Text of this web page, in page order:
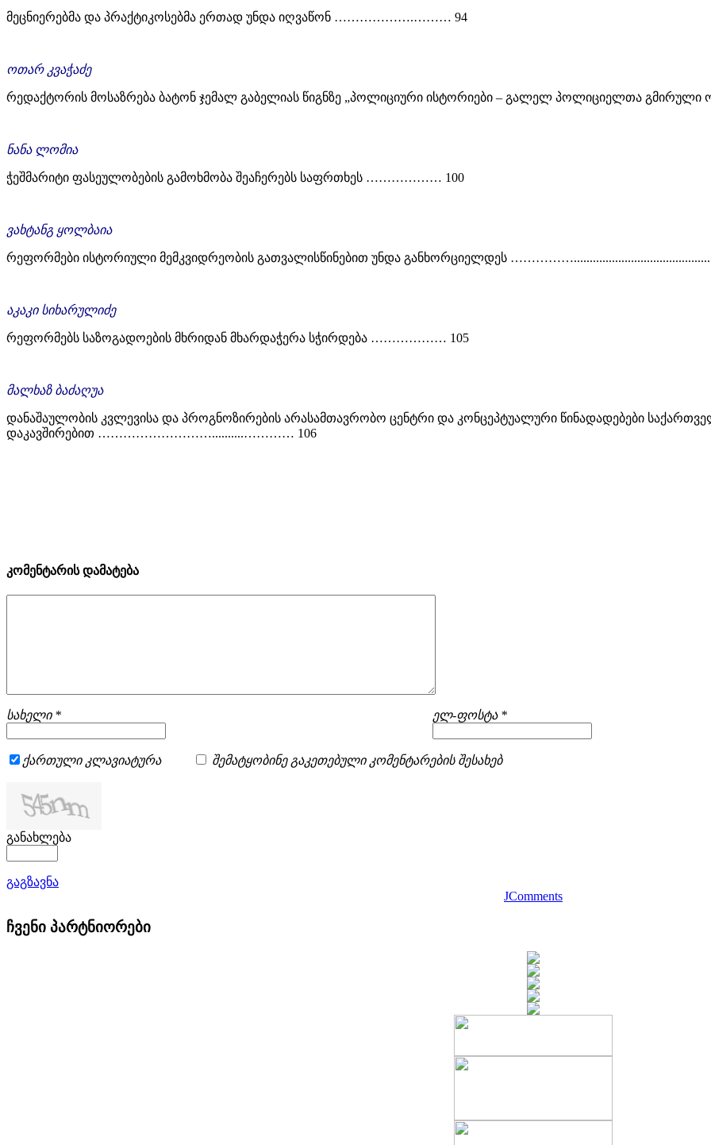
მეცნიერებმა და პრაქტიკოსებმა ერთად უნდა იღვაწონ ……………….……… 94
ოთარ კვაჭაძე
რედაქტორის მოსაზრება ბატონ ჯემალ გაბელიას წიგნზე „პოლიციური ისტორიები – გალელ პოლიციელთა
ნანა ლომია
ჭეშმარიტი ფასეულობების გამოხმობა შეაჩერებს საფრთხეს ……………… 100
ვახტანგ ყოლბაია
რეფორმები ისტორიული მემკვიდრეობის გათვალისწინებით უნდა განხორციელდეს
აკაკი სიხარულიძე
რეფორმებს საზოგადოების მხრიდან მხარდაჭერა სჭირდება ……………… 105
მალხაზ ბაძაღუა
დანაშაულობის კვლევისა და პროგნოზირების არასამთავრობო ცენტრი და კონცეპტუალური წინადადებები
დაკავშირებით ………………………..........………… 106
კომენტარის დამატება
სახელი * ელ-ფოსტა *
ქართული კლავიატურა შემატყობინე გაკეთებული კომენტარების შესახებ
განახლება
გაგზავნა
JComments
ჩვენი პარტნიორები